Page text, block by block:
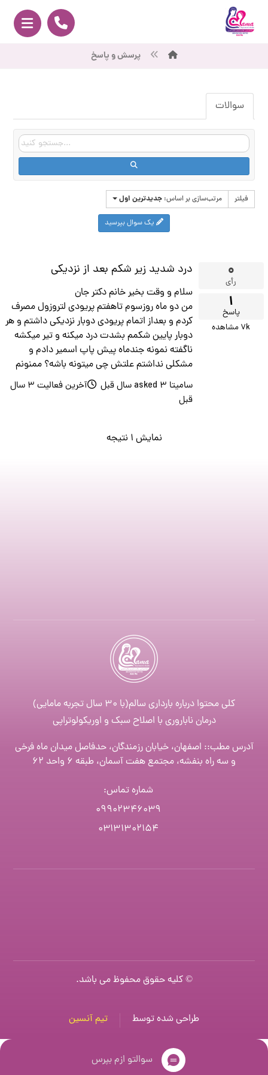
پرسش و پاسخ
سوالات
فیلتر مرتب‌سازی بر اساس:جدیدترین اول
یک سوال بپرسید
۰
رأی
۱
پاسخ
۷k
مشاهده
درد شدید زیر شکم بعد از نزدیکی
سلام و وقت بخیر خانم دکتر جان
من دو ماه روزسوم تاهفتم پریودی لتروزول مصرف
کردم و بعداز اتمام پریودی دوبار نزدیکی داشتم و هر
دوبار پایین شکمم بشدت درد میکنه و تیر میکشه
ناگفته نمونه جندماه پیش پاپ اسمیر دادم و
مشکلی نداشتم علتش چی میتونه باشه؟ ممنونم
سامیتا ۳ سال قبل
آخرین فعالیت ۳ سال
قبل
نمایش ۱ نتیجه
کلی محتوا درباره بارداری سالم(با ۳۰ سال تجربه مامایی)
درمان ناباروری با اصلاح سبک و اوریکولوتراپی
آدرس مطب:: اصفهان، خیابان رزمندگان، حدفاصل میدان ماه فرخی
و سه راه بنفشه، مجتمع هفت آسمان، طبقه ۶ واحد ۶۲
شماره تماس:
۰۹۹۰۲۳۴۶۰۳۹
۰۳۱۳۱۳۰۲۱۵۴
© کلیه حقوق محفوظ می باشد.
تیم آنسین طراحی شده توسط
سوالتو ازم بپرس